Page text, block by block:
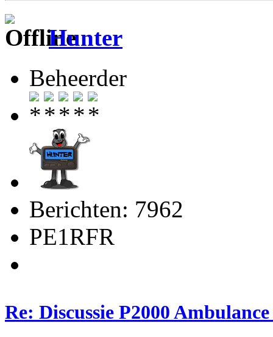
Hunter
Beheerder
Berichten: 7962
PE1RFR
Re: Discussie P2000